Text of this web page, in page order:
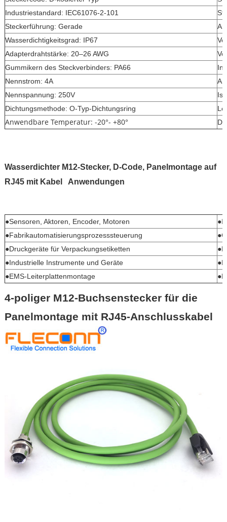
Industriestandard: IEC61076-2-101
Steckerführung: Gerade
Wasserdichtigkeitsgrad: IP67
Adapterdrahtstärke: 20–26 AWG
Gummikern des Steckverbinders: PA66
Nennstrom: 4A
Nennspannung: 250V
Dichtungsmethode: O-Typ-Dichtungsring
Anwendbare Temperatur: -20°- +80°
Wasserdichter M12-Stecker, D-Code, Panelmontage auf
RJ45 mit Kabel
Anwendungen
●Sensoren, Aktoren, Encoder, Motoren
●Fabrikautomatisierungsprozesssteuerung
●Druckgeräte für Verpackungsetiketten
●Industrielle Instrumente und Geräte
●EMS-Leiterplattenmontage
4-poliger M12-Buchsenstecker für die
Panelmontage mit RJ45-Anschlusskabel